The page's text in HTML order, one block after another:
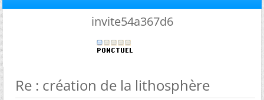
invite54a367d6
Re : création de la lithosphère